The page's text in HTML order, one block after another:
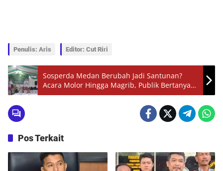
Penulis: Aris Editor: Cut Riri
Sosperda Medan Berubah Jadi Santunan?
Acara Molor Hingga Magrib, Publik Bertanya-
Tanya!
Pos Terkait